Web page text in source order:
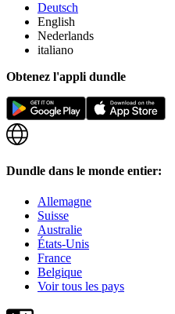
Deutsch
English
Nederlands
italiano
Obtenez l'appli dundle
Dundle dans le monde entier:
Allemagne
Suisse
Australie
États-Unis
France
Belgique
Voir tous les pays